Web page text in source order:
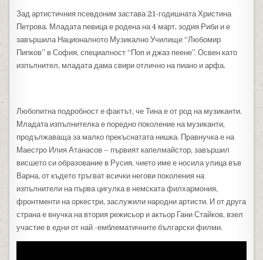
Зад артистичния псевдоним застава 21-годишната Христина
Петрова. Младата певица е родена на 4 март, зодия Риби и е
завършила Националното Музикално Училище “Любомир
Пипков” в София, специалност “Поп и джаз пеене”. Освен като
изпълнител, младата дама свири отлично на пиано и арфа.
Любопитна подробност е фактът, че Тина е от род на музиканти.
Младата изпълнителка е поредно поколение на музиканти,
продължаваща за малко прекъснатата нишка. Правнучка е на
Маестро Илия Атанасов – първият капелмайстор, завършил
висшето си образование в Русия, чието име е носила улица във
Варна, от където тръгват всички негови поколения на
изпълнители на първа цигулка в немската филхармония,
фронтменти на оркестри, заслужили народни артисти. И от друга
страна е внучка на втория режисьор и актьор Гани Стайков, взел
участие в едни от най -емблематичните български филми.